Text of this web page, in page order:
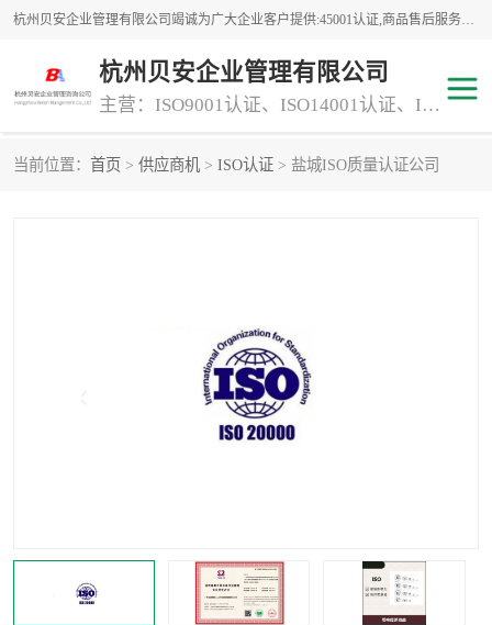
杭州贝安企业管理有限公司竭诚为广大企业客户提供:45001认证,商品售后服务认证,CE认证,知识产权体系认证,iso体系认证等服务,公司提供一条认证服务,方便快捷.
杭州贝安企业管理有限公司
主营：ISO9001认证、ISO14001认证、ISO认证、ISO22000认证、ISO/TS16949认证,FSC森林认证
当前位置： 首页 > 供应商机 > ISO认证 > 盐城ISO质量认证公司
知识产权体系认证
交通运输服务
ISO9001认证 ISO14001认证